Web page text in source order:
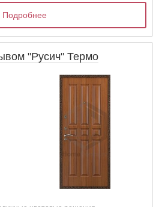
Подробнее
"Русич" Термо